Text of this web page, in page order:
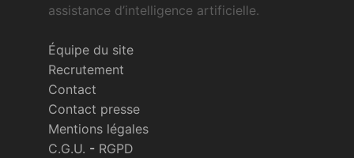
assistance d’intelligence artificielle.
Équipe du site
Recrutement
Contact
Contact presse
Mentions légales
C.G.U. - RGPD